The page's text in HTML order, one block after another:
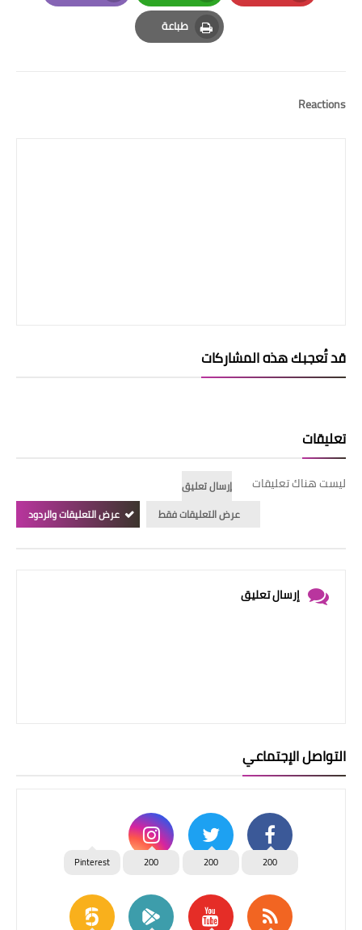
Pinterest
Whatsapp
Email
طباعة
Print
Reactions
قد تُعجبك هذه المشاركات
تعليقات
ليست هناك تعليقات
إرسال تعليق
عرض التعليقات فقط
عرض التعليقات والردود
إرسال تعليق
التواصل الإجتماعي
200
200
200
Pinterest